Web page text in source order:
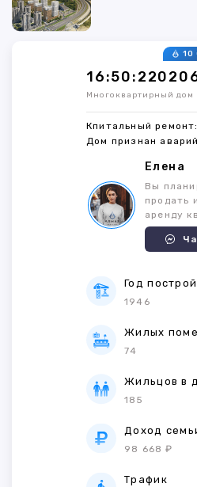
10
Многоквартирный дом
Кпитальный ремонт:
Дом признан
Елена
Вы
продать
аренду
Год
1946
Жилых
74
Жильцов в
185
Доход
98 668 ₽
Трафик